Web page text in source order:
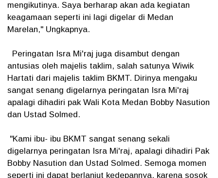
mengikutinya. Saya berharap akan ada kegiatan
keagamaan seperti ini lagi digelar di Medan
Marelan," Ungkapnya.
Peringatan Isra Mi'raj juga disambut dengan
antusias oleh majelis taklim, salah satunya Wiwik
Hartati dari majelis taklim BKMT. Dirinya mengaku
sangat senang digelarnya peringatan Isra Mi'raj
apalagi dihadiri pak Wali Kota Medan Bobby Nasution
dan Ustad Solmed.
"Kami ibu- ibu BKMT sangat senang sekali
digelarnya peringatan Isra Mi'raj, apalagi dihadiri Pak
Bobby Nasution dan Ustad Solmed. Semoga momen
seperti ini dapat berlanjut kedepannya, karena sosok